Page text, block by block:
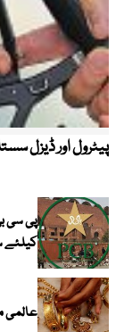
پیٹرول اور ڈیزل
پی سی
کیلئے
عالمی